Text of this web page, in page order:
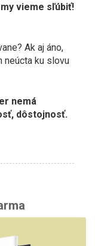
vieme sľúbiť!
Ak aj áno,
neúcta ku slovu
nemá
dôstojnosť.